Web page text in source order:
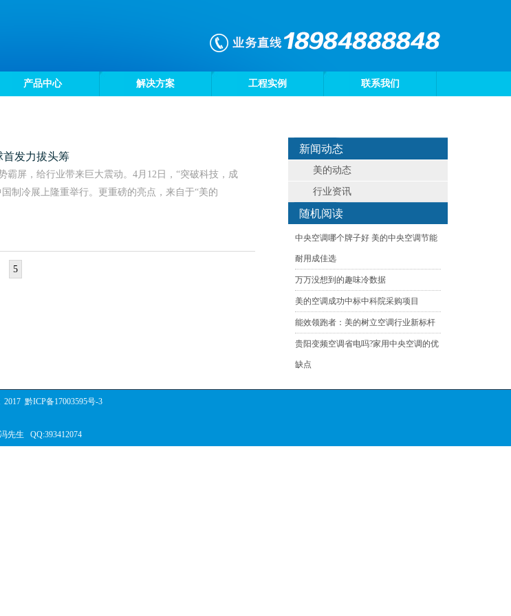
产品中心 解决方案 工程实例 联系我们
新闻动态
美的动态
行业资讯
随机阅读
中央空调哪个牌子好 美的中央空调节能
耐用成佳选
万万没想到的趣味冷数据
美的空调成功中标中科院采购项目
能效领跑者：美的树立空调行业新标杆
贵阳变频空调省电吗?家用中央空调的优
缺点
新风系统进校园是近年来是新风行业关
首发力拔头筹
霸屏，给行业带来巨大震动。4月12日，“突破科技，成
制冷展上隆重举行。更重磅的亮点，来自于“美的
5
2017 黔ICP备17003595号-3
先生 QQ:393412074